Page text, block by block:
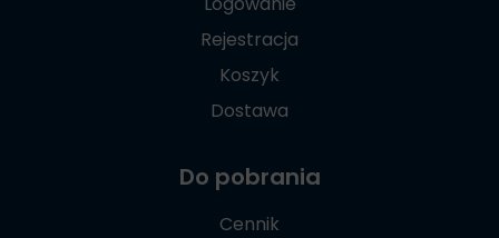
Rejestracja
Koszyk
Dostawa
Do pobrania
Cennik